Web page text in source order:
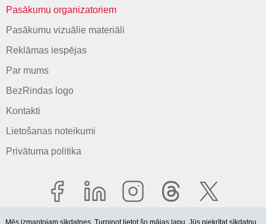
Pasākumu organizatoriem
Pasākumu vizuālie materiāli
Reklāmas iespējas
Par mums
BezRindas logo
Kontakti
Lietošanas noteikumi
Privātuma politika
Mēs izmantojam sīkdatnes. Turpinot lietot šo mājas lapu, Jūs piekrītatsīkdatņu